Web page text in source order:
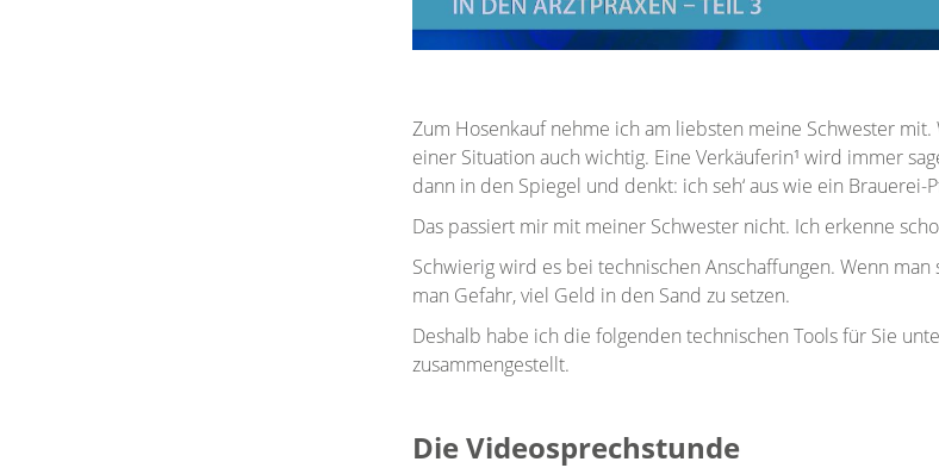
Zum Hosenkauf nehme ich am liebsten meine Schwester
einer Situation auch wichtig. Eine Verkäuferin¹ wird immer
dann in den Spiegel und denkt: ich seh‘ aus wie ein Brauerei-
Das passiert mir mit meiner Schwester nicht. Ich erkenne
Schwierig wird es bei technischen Anschaffungen. Wenn
man Gefahr, viel Geld in den Sand zu setzen.
Deshalb habe ich die folgenden technischen Tools für Sie
zusammengestellt.
Die Videosprechstunde